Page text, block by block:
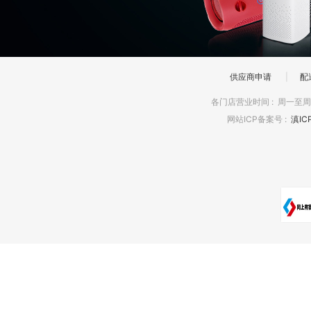
供应商申请 配
各门店营业时间 : 周一至
网站ICP备案号 : 滇